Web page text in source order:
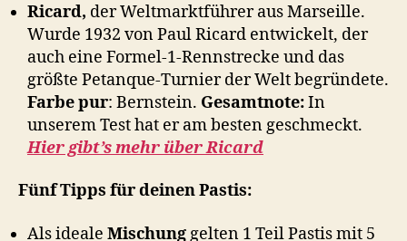
Ricard, der Weltmarktführer aus Marseille.
Wurde 1932 von Paul Ricard entwickelt, der
auch eine Formel-1-Rennstrecke und das
größte Petanque-Turnier der Welt begründete.
Farbe pur: Bernstein. Gesamtnote:In
unserem Test hat er am besten geschmeckt.
Hier gibt’s mehr über Ricard
Fünf Tipps für deinen Pastis:
Als ideale Mischunggelten 1 Teil Pastis mit 5